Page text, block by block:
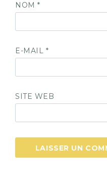
NOM*
E-MAIL *
SITE WEB